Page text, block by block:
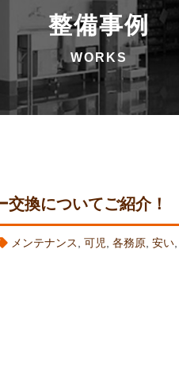
整備事例
交換についてご紹介！
メンテナンス , 可児, 各務原, 安い,